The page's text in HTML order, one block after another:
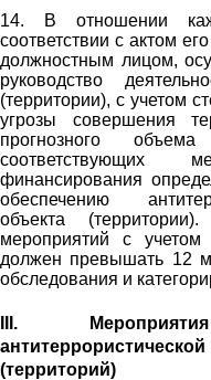
14. В отношении
соответствии с актом
должностным лицом,
руководство
(территории), с учетом
угрозы совершения
прогнозного
соответствующих
финансирования
обеспечению
объекта
мероприятий с
должен превышать 12
обследования и
III.
(территорий)